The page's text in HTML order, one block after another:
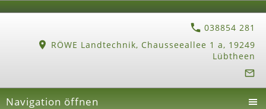
038854 281
RÖWE Landtechnik, Chausseeallee 1 a, 19249
Lübtheen
Navigation öffnen